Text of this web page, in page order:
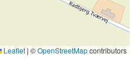
Leaflet | ©OpenStreetMapcontributors